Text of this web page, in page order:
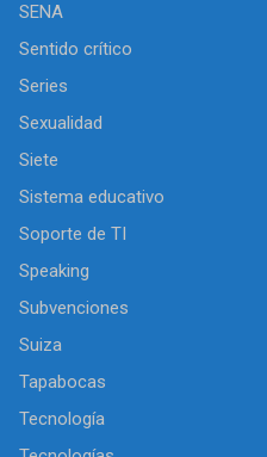
SENA
Sentido crítico
Series
Sexualidad
Siete
Sistema educativo
Soporte de TI
Speaking
Subvenciones
Suiza
Tapabocas
Tecnología